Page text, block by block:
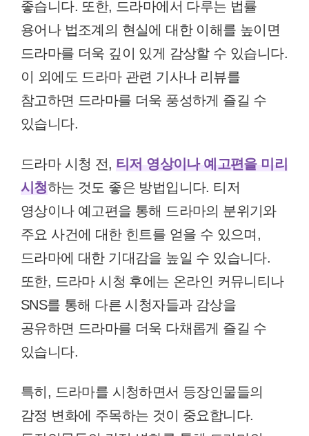
좋습니다. 또한, 드라마에서 다루는 법률
용어나 법조계의 현실에 대한 이해를 높이면
드라마를 더욱 깊이 있게 감상할 수 있습니다.
이 외에도 드라마 관련 기사나 리뷰를
참고하면 드라마를 더욱 풍성하게 즐길 수
있습니다.
드라마 시청 전, 티저 영상이나 예고편을 미리
시청하는 것도 좋은 방법입니다. 티저
영상이나 예고편을 통해 드라마의 분위기와
주요 사건에 대한 힌트를 얻을 수 있으며,
드라마에 대한 기대감을 높일 수 있습니다.
또한, 드라마 시청 후에는 온라인 커뮤니티나
SNS를 통해 다른 시청자들과 감상을
공유하면 드라마를 더욱 다채롭게 즐길 수
있습니다.
특히, 드라마를 시청하면서 등장인물들의
감정 변화에 주목하는 것이 중요합니다.